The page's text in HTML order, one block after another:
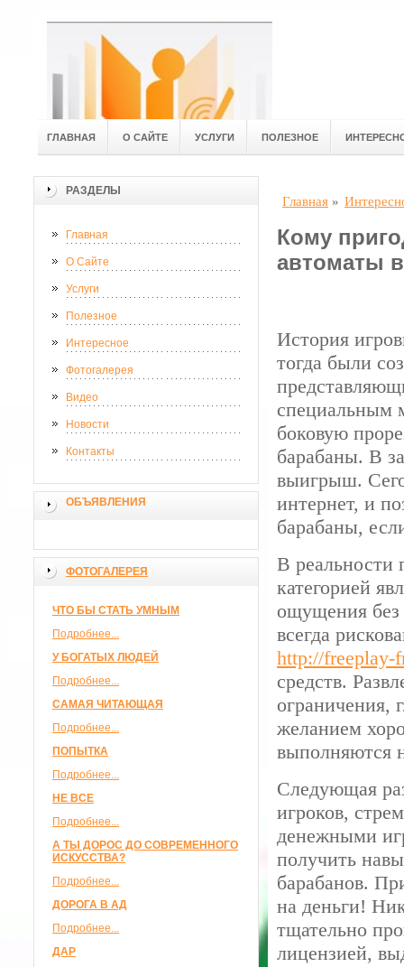
ГЛАВНАЯ О САЙТЕ УСЛУГИ ПОЛЕЗНОЕ
РАЗДЕЛЫ
Главная
О Сайте
Услуги
Полезное
Интересное
Фотогалерея
Видео
Новости
Контакты
ОБЪЯВЛЕНИЯ
ФОТОГАЛЕРЕЯ
ЧТО БЫ СТАТЬ УМНЫМ
Подробнее...
У БОГАТЫХ ЛЮДЕЙ
Подробнее...
САМАЯ ЧИТАЮЩАЯ
Подробнее...
ПОПЫТКА
Подробнее...
НЕ ВСЕ
Подробнее...
А ТЫ ДОРОС ДО СОВРЕМЕННОГО
ИСКУССТВА?
Подробнее...
ДОРОГА В АД
Подробнее...
ДАР
Главная »
Кому
автоматы
История
тогда были
специальным
боковую
барабаны. В
выигрыш.
интернет, и
барабаны,
В реальности
категорией
ощущения без
всегда
http://freeplay-
средств.
ограничения,
желанием
выполняются
Следующая
игроков,
денежными
получить
барабанов.
на деньги!
тщательно
лицензией,